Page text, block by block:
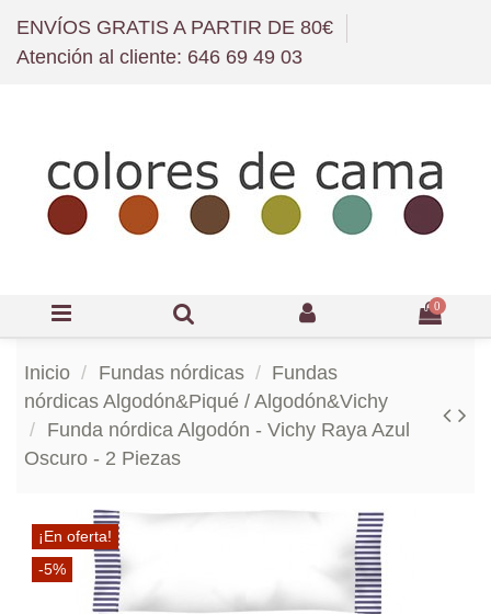
ENVÍOS GRATIS A PARTIR DE 80€
Atención al cliente: 646 69 49 03
0
Inicio Fundas nórdicas
Fundas
nórdicas Algodón&Piqué / Algodón&Vichy
Funda nórdica Algodón - Vichy Raya Azul
Oscuro - 2 Piezas
¡En oferta!
-5%